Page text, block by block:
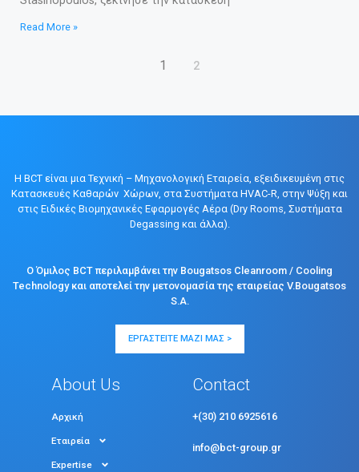
Read More »
1 2
Η BCT είναι μια Τεχνική – Μηχανολογική Εταιρεία, εξειδικευμένη στις
Κατασκευές Καθαρών Χώρων, στα Συστήματα HVAC-R, στην Ψύξη και
στις Ειδικές Βιομηχανικές Εφαρμογές Αέρα (Dry Rooms, Συστήματα
Degassing και άλλα).
Ο Όμιλος BCT περιλαμβάνει την Bougatsos Cleanroom / Cooling
Technology και αποτελεί την μετονομασία της εταιρείας V.Bougatsos
S.A.
ΕΡΓΑΣΤΕΊΤΕ ΜΑΖΊ ΜΑΣ >
About Us
Αρχική
Εταιρεία
Expertise
Contact
+(30) 210 6925616
info@bct-group.gr